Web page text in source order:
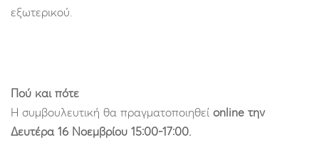
εξωτερικού.
Πού και πότε
Η συμβουλευτική θα πραγματοποιηθεί online την
Δευτέρα 16 Νοεμβρίου 15:00-17:00.